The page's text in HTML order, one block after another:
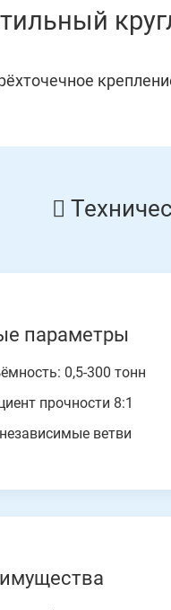
параметры
0,5-300 тонн
прочности 8:1
ветви